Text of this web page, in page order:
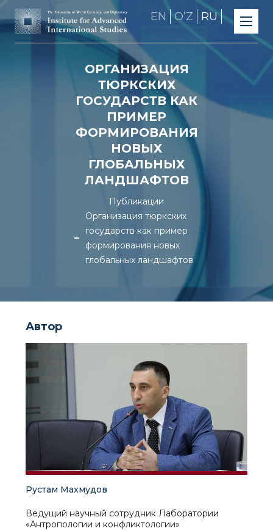
EN OʼZ RU
ОРГАНИЗАЦИЯ
ТЮРКСКИХ
ГОСУДАРСТВ КАК
ПРИМЕР
ФОРМИРОВАНИЯ
НОВЫХ
ГЛОБАЛЬНЫХ
ЛАНДШАФТОВ
Публикации
Организация тюркских
государств как пример
формирования новых
глобальных ландшафтов
Автор
Рустам Махмудов
Ведущий научный сотрудник Лаборатории
«Антропологии и конфликтологии»